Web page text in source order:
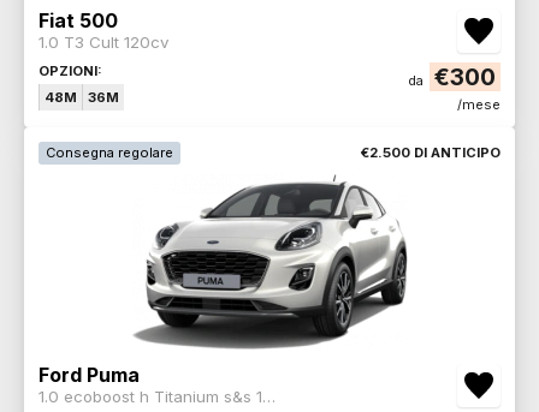
Fiat 500
1.0 T3 Cult 120cv
OPZIONI:
48M
36M
da €300
/mese
Consegna regolare €2.500 DI ANTICIPO
Ford Puma
1.0 ecoboost h Titanium s&s 125cv